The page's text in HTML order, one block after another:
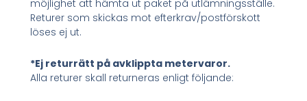
möjlighet att hämta ut paket på utlämningsställe.
Returer som skickas mot efterkrav/postförskott
löses ej ut.
*Ej returrätt på avklippta metervaror.
Alla returer skall returneras enligt följande: